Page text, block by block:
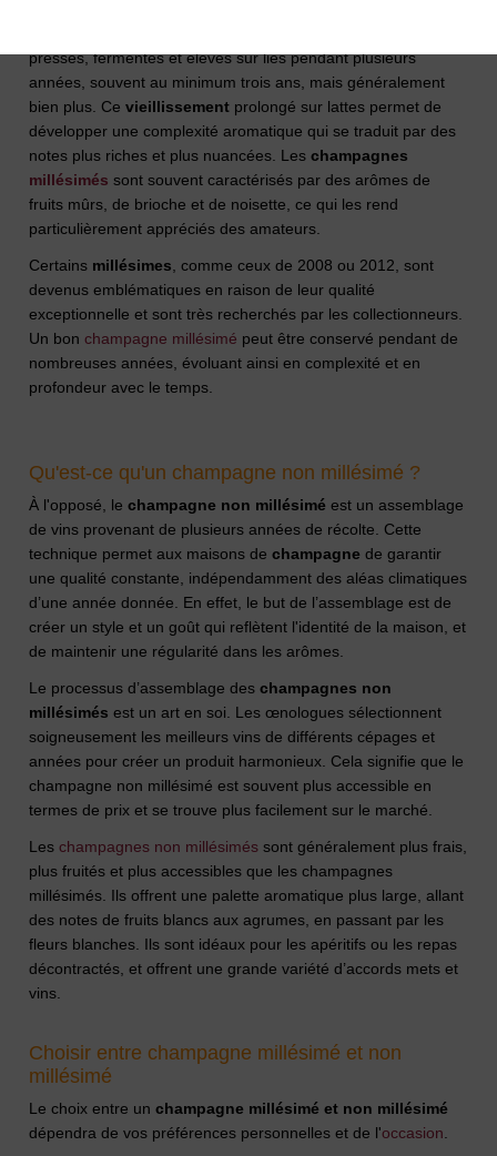
pressés, fermentés et élevés sur lies pendant plusieurs
années, souvent au minimum trois ans, mais généralement
bien plus. Cevieillissement prolongé sur lattes permet de
développer une complexité aromatique qui se traduit par des
notes plus riches et plus nuancées. Les champagnes
millésimés sont souvent caractérisés par des arômes de
fruits mûrs, de brioche et de noisette, ce qui les rend
particulièrement appréciés des amateurs.
Certains millésimes, comme ceux de 2008 ou 2012, sont
devenus emblématiques en raison de leur qualité
exceptionnelle et sont très recherchés par les collectionneurs.
Un bonchampagne millésimé peut être conservé pendant de
nombreuses années, évoluant ainsi en complexité et en
profondeur avec le temps.
Qu'est-ce qu'un champagne non millésimé ?
À l'opposé, lechampagne non millésimé est un assemblage
de vins provenant de plusieurs années de récolte. Cette
technique permet aux maisons dechampagne de garantir
une qualité constante, indépendamment des aléas climatiques
d’une année donnée. En effet, le but de l’assemblage est de
créer un style et un goût qui reflètent l'identité de la maison, et
de maintenir une régularité dans les arômes.
Le processus d’assemblage deschampagnes non
millésimés est un art en soi. Les œnologues sélectionnent
soigneusement les meilleurs vins de différents cépages et
années pour créer un produit harmonieux. Cela signifie que le
champagne non millésimé est souvent plus accessible en
termes de prix et se trouve plus facilement sur le marché.
Leschampagnes non millésimés sont généralement plus frais,
plus fruités et plus accessibles que les champagnes
millésimés. Ils offrent une palette aromatique plus large, allant
des notes de fruits blancs aux agrumes, en passant par les
fleurs blanches. Ils sont idéaux pour les apéritifs ou les repas
décontractés, et offrent une grande variété d’accords mets et
vins.
Choisir entre champagne millésimé et non
millésimé
Le choix entre un champagne millésimé et non millésimé
dépendra de vos préférences personnelles et de l'occasion